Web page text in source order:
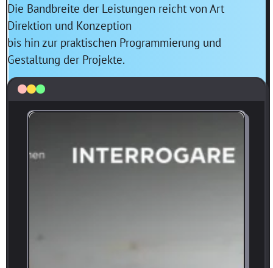
Die Bandbreite der Leistungen reicht von Art
Direktion und Konzeption
bis hin zur praktischen Programmierung und
Gestaltung der Projekte.